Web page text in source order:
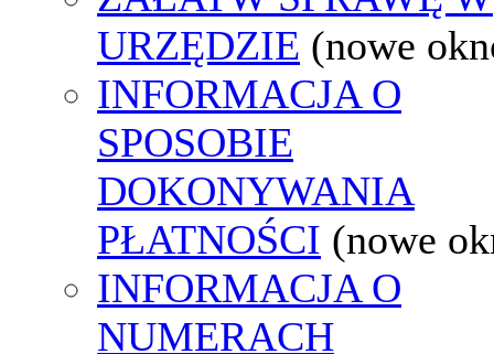
URZĘDZIE (nowe
INFORMACJA O
SPOSOBIE
DOKONYWANIA
PŁATNOŚCI (nowe
INFORMACJA O
NUMERACH